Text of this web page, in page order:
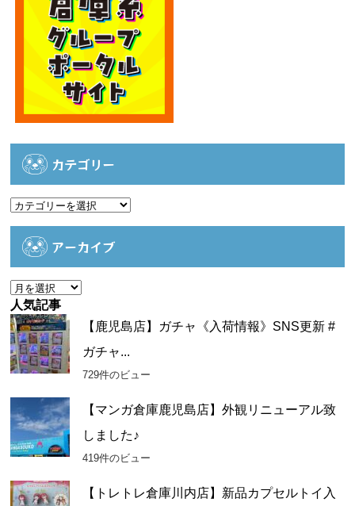
カテゴリー
カ
アーカイブ
ア
ー
カ
イ
ブ
人気記事
【鹿児島店】ガチャ《入荷情報》SNS更新 #
ガチャ...
729件のビュー
【マンガ倉庫鹿児島店】外観リニューアル致
しました♪
419件のビュー
【トレトレ倉庫川内店】新品カプセルトイ入